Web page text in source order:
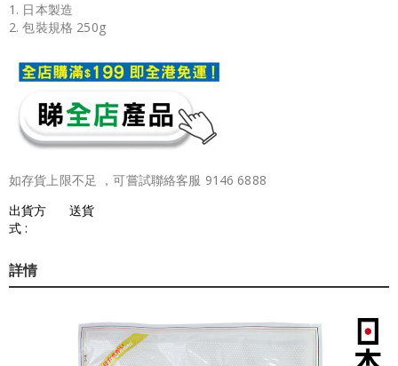
1. 日本製造
2. 包裝規格 250g
如存貨上限不足 ，可嘗試聯絡客服 9146 6888
出貨方
式 :
送貨
詳情